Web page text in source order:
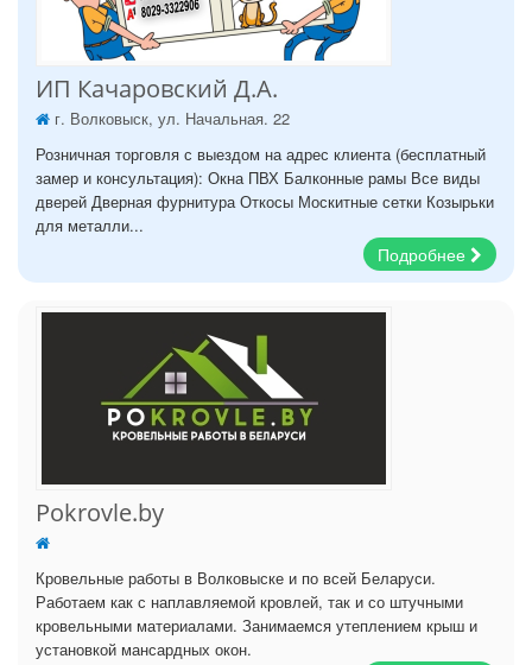
ИП Качаровский Д.А.
г. Волковыск, ул. Начальная. 22
Розничная торговля с выездом на адрес клиента (бесплатный
замер и консультация): Окна ПВХ Балконные рамы Все виды
дверей Дверная фурнитура Откосы Москитные сетки Козырьки
для металли...
Подробнее
Pokrovle.by
Кровельные работы в Волковыске и по всей Беларуси.
Работаем как с наплавляемой кровлей, так и со штучными
кровельными материалами. Занимаемся утеплением крыш и
установкой мансардных окон.